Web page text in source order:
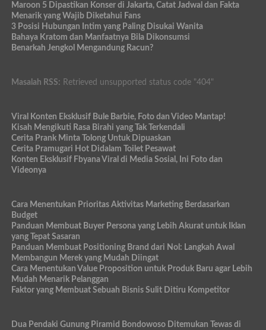
Maroon 5 Dipastikan Konser di Jakarta, Catat Jadwal dan Fakta
Menarik yang Wajib Diketahui Fans
3 Posisi Hubungan Intim yang Paling Disukai Wanita
Bahaya Kratom dan Manfaatnya Bila Dikonsumsi
Benarkah Jengkol Mengandung Racun?
Masalah RSS: Retrieved unsupported status code "404"
Viral Konten Eksklusif Bule Barbie, Foto dan Video Mantap!
Kisah Mengikuti Rasa Birahi yang Tak Terkendali
Cerita Prank Minta Tolong Untuk Dipuaskan
Cerita Pramugari Hot Didalam Toilet Pesawat
Konten Eksklusif Fbyana Viral di Media Sosial, Ini Foto dan
Videonya
Cara Menentukan Prioritas Aktivitas Marketing Berdasarkan
Budget
Panduan Membuat Buyer Persona yang Lebih Akurat untuk Iklan
yang Tepat Sasaran
Panduan Membuat Positioning Brand dari Nol: Langkah Awal
Membangun Merek yang Mudah Diingat
Cara Menentukan Value Proposition untuk Produk Baru agar Lebih
Mudah Menarik Pelanggan
Faktor yang Membuat Sebuah Bisnis Sulit Ditiru Kompetitor
Dua Pendaki Gunung Piramid Bondowoso Ditemukan Tewas di